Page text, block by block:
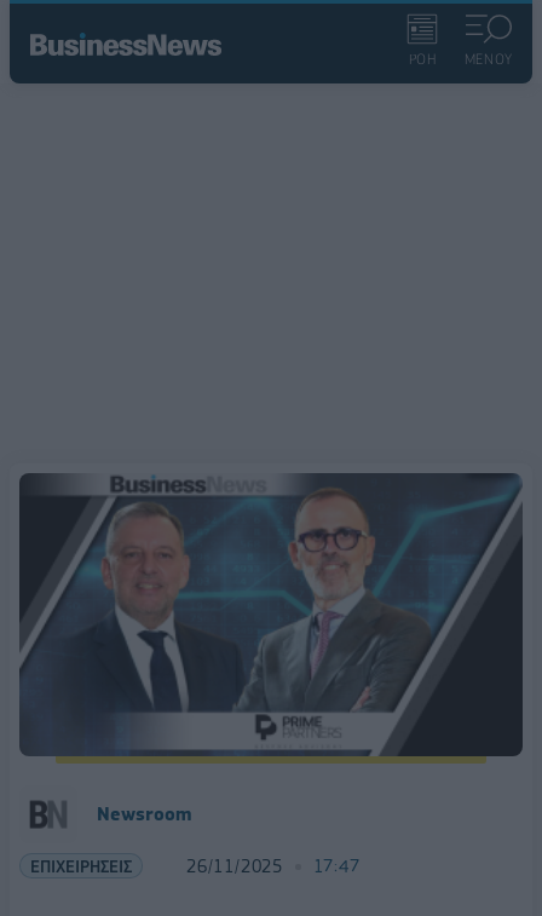
ΡΟΗ ΜΕΝΟΥ
Newsroom
ΕΠΙΧΕΙΡΗΣΕΙΣ 26/11/2025 17:47